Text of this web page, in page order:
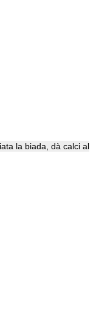
la biada, dà calci al